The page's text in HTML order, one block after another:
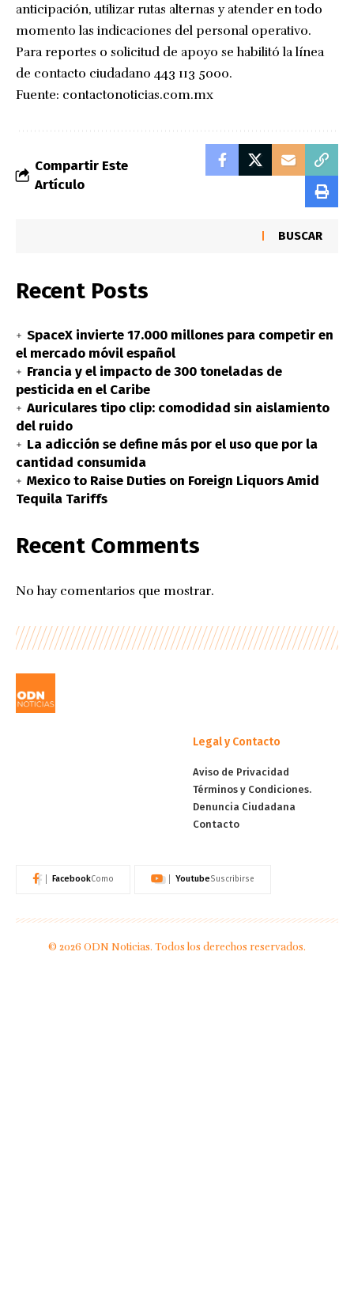
anticipación, utilizar rutas alternas y atender en todo
momento las indicaciones del personal operativo.
Para reportes o solicitud de apoyo se habilitó la línea
de contacto ciudadano 443 113 5000.
Fuente: contactonoticias.com.mx
Compartir Este
Artículo
BUSCAR
Recent Posts
SpaceX invierte 17.000 millones para competir en
el mercado móvil español
Francia y el impacto de 300 toneladas de
pesticida en el Caribe
Auriculares tipo clip: comodidad sin aislamiento
del ruido
La adicción se define más por el uso que por la
cantidad consumida
Mexico to Raise Duties on Foreign Liquors Amid
Tequila Tariffs
Recent Comments
No hay comentarios que mostrar.
Legal y Contacto
Aviso de Privacidad
Términos y Condiciones.
Denuncia Ciudadana
Contacto
FacebookComo YoutubeSuscribirse
© 2026 ODN Noticias. Todos los derechos reservados.